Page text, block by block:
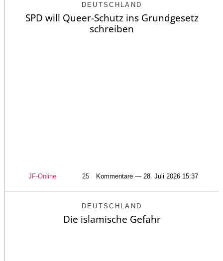
DEUTSCHLAND
SPD will Queer-Schutz ins Grundgesetz
schreiben
JF-Online 25 Kommentare — 28. Juli 2026 15:37
DEUTSCHLAND
Die islamische Gefahr